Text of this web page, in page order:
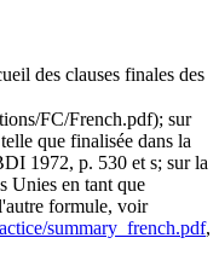
des clauses finales des
FC/French.pdf); sur
que finalisée dans la
1972, p. 530 et s; sur la
Unies en tant que
formule, voir
summary_french.pdf,